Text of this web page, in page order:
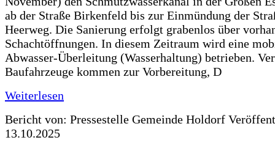
ab der Straße Birkenfeld bis zur Einmündung der
Heerweg. Die Sanierung erfolgt grabenlos über
Schachtöffnungen. In diesem Zeitraum wird eine
Abwasser-Überleitung (Wasserhaltung) betrieben.
Baufahrzeuge kommen zur Vorbereitung, D
Weiterlesen
Bericht von: Pressestelle Gemeinde Holdorf
13.10.2025